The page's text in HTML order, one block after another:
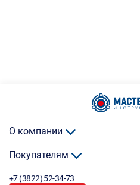
О компании
Покупателям
+7 (3822) 52-34-73